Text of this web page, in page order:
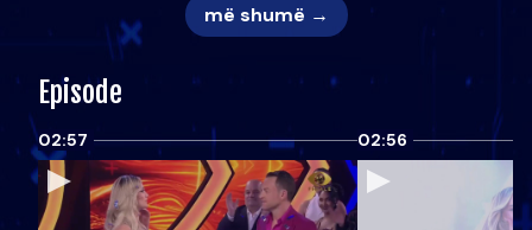
më shumë →
Episode
02:57 02:56